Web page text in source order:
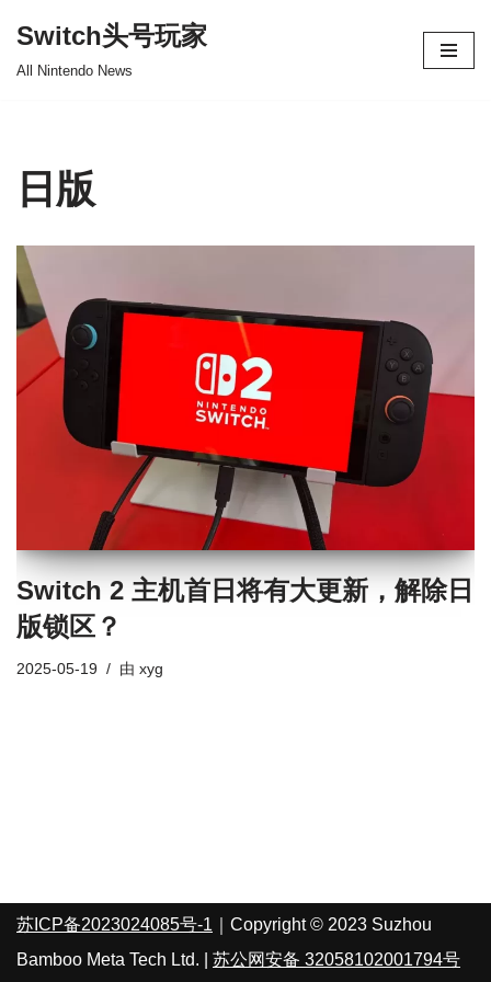
Switch头号玩家
All Nintendo News
日版
Switch 2 主机首日将有大更新，解除日
版锁区？
2025-05-19 由 xyg
苏ICP备2023024085号-1 ｜Copyright © 2023 Suzhou
Bamboo Meta Tech Ltd. | 苏公网安备 32058102001794号